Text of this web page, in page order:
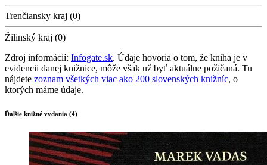
Trenčiansky kraj (0)
Žilinský kraj (0)
Zdroj informácií: Infogate.sk. Údaje hovoria o tom, že kniha je v
evidencii danej knižnice, môže však už byť aktuálne požičaná. Tu
nájdete zoznam všetkých viac ako 200 slovenských knižníc, o
ktorých máme údaje.
Ďalšie knižné vydania (4)